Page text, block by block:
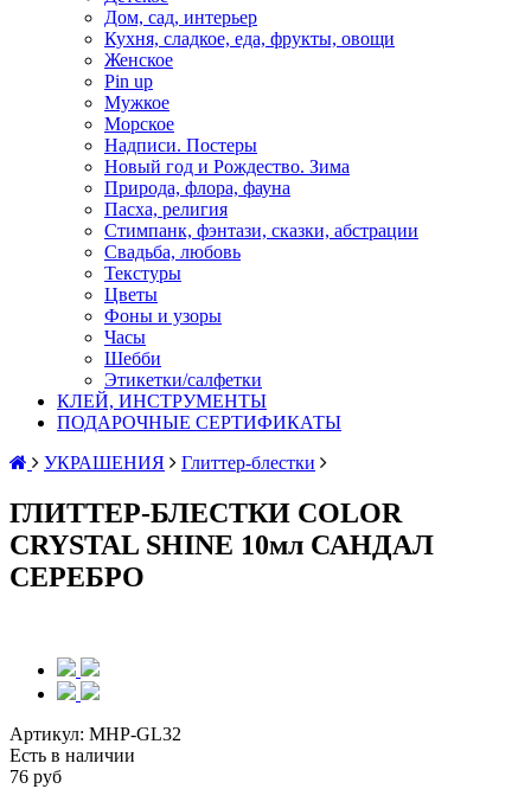
Дом, сад, интерьер
Кухня, сладкое, еда, фрукты, овощи
Женское
Pin up
Мужкое
Морское
Надписи. Постеры
Новый год и Рождество. Зима
Природа, флора, фауна
Пасха, религия
Стимпанк, фэнтази, сказки, абстрации
Свадьба, любовь
Текстуры
Цветы
Фоны и узоры
Часы
Шебби
Этикетки/салфетки
КЛЕЙ, ИНСТРУМЕНТЫ
ПОДАРОЧНЫЕ СЕРТИФИКАТЫ
УКРАШЕНИЯ
Глиттер-блестки
ГЛИТТЕР-БЛЕСТКИ COLOR
CRYSTAL SHINE 10мл САНДАЛ
СЕРЕБРО
Артикул: MHP-GL32
Есть в наличии
76 руб